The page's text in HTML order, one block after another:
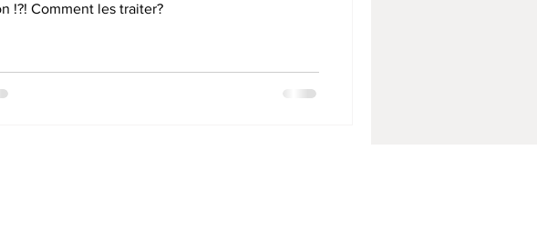
!?! Comment les traiter?